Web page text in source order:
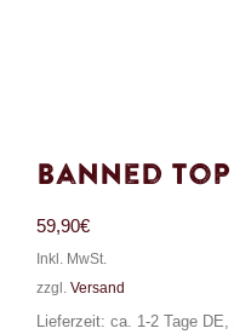
Banned
59,90€
Inkl. MwSt.
zzgl. Versand
Lieferzeit: ca. 1-2 Tage